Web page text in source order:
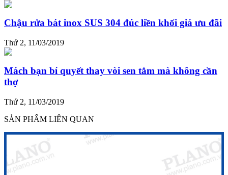
Chậu rửa bát inox SUS 304 đúc liền khối giá ưu đãi
Thứ 2, 11/03/2019
Mách bạn bí quyết thay vòi sen tắm mà không cần
thợ
Thứ 2, 11/03/2019
SẢN PHẨM LIÊN QUAN